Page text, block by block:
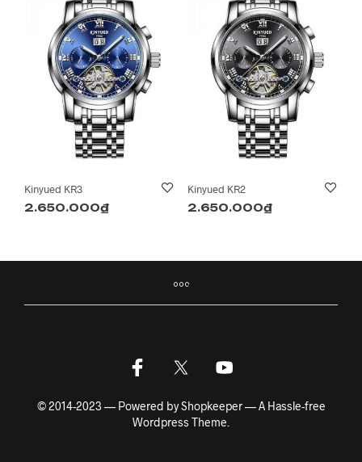
Kinyued KR3
2.650.000₫
Kinyued KR2
2.650.000₫
© 2014-2023 — Powered by Shopkeeper — A Hassle-free
Wordpress Theme.